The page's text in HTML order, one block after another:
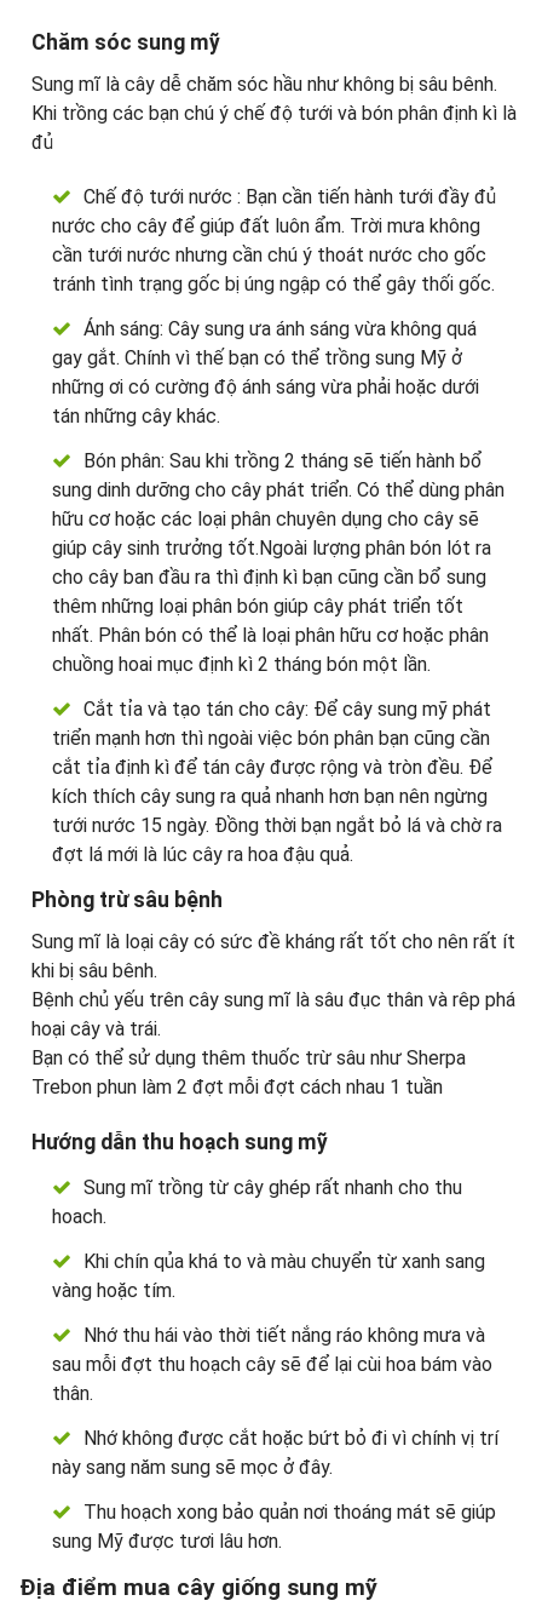
Chăm sóc sung mỹ
Sung mĩ là cây dễ chăm sóc hầu như không bị sâu bênh.
Khi trồng các bạn chú ý chế độ tưới và bón phân định kì là
đủ
Chế độ tưới nước : Bạn cần tiến hành tưới đầy đủ
nước cho cây để giúp đất luôn ẩm. Trời mưa không
cần tưới nước nhưng cần chú ý thoát nước cho gốc
tránh tình trạng gốc bị úng ngập có thể gây thối gốc.
Ánh sáng: Cây sung ưa ánh sáng vừa không quá
gay gắt. Chính vì thế bạn có thể trồng sung Mỹ ở
những ơi có cường độ ánh sáng vừa phải hoặc dưới
tán những cây khác.
Bón phân: Sau khi trồng 2 tháng sẽ tiến hành bổ
sung dinh dưỡng cho cây phát triển. Có thể dùng phân
hữu cơ hoặc các loại phân chuyên dụng cho cây sẽ
giúp cây sinh trưởng tốt.Ngoài lượng phân bón lót ra
cho cây ban đầu ra thì định kì bạn cũng cần bổ sung
thêm những loại phân bón giúp cây phát triển tốt
nhất. Phân bón có thể là loại phân hữu cơ hoặc phân
chuồng hoai mục định kì 2 tháng bón một lần.
Cắt tỉa và tạo tán cho cây: Để cây sung mỹ phát
triển mạnh hơn thì ngoài việc bón phân bạn cũng cần
cắt tỉa định kì để tán cây được rộng và tròn đều. Để
kích thích cây sung ra quả nhanh hơn bạn nên ngừng
tưới nước 15 ngày. Đồng thời bạn ngắt bỏ lá và chờ ra
đợt lá mới là lúc cây ra hoa đậu quả.
Phòng trừ sâu bệnh
Sung mĩ là loại cây có sức đề kháng rất tốt cho nên rất ít
khi bị sâu bênh.
Bệnh chủ yếu trên cây sung mĩ là sâu đục thân và rêp phá
hoại cây và trái.
Bạn có thể sử dụng thêm thuốc trừ sâu như Sherpa
Trebon phun làm 2 đợt mỗi đợt cách nhau 1 tuần
Hướng dẫn thu hoạch sung mỹ
Sung mĩ trồng từ cây ghép rất nhanh cho thu
hoach.
Khi chín qủa khá to và màu chuyển từ xanh sang
vàng hoặc tím.
Nhớ thu hái vào thời tiết nắng ráo không mưa và
sau mỗi đợt thu hoạch cây sẽ để lại cùi hoa bám vào
thân.
Nhớ không được cắt hoặc bứt bỏ đi vì chính vị trí
này sang năm sung sẽ mọc ở đây.
Thu hoạch xong bảo quản nơi thoáng mát sẽ giúp
sung Mỹ được tươi lâu hơn.
Địa điểm mua cây giống sung mỹ